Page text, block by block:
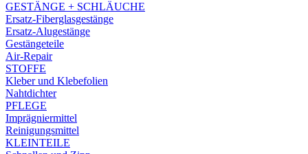
GESTÄNGE + SCHLÄUCHE
Ersatz-Fiberglasgestänge
Ersatz-Alugestänge
Gestängeteile
Air-Repair
STOFFE
Kleber und Klebefolien
Nahtdichter
PFLEGE
Imprägniermittel
Reinigungsmittel
KLEINTEILE